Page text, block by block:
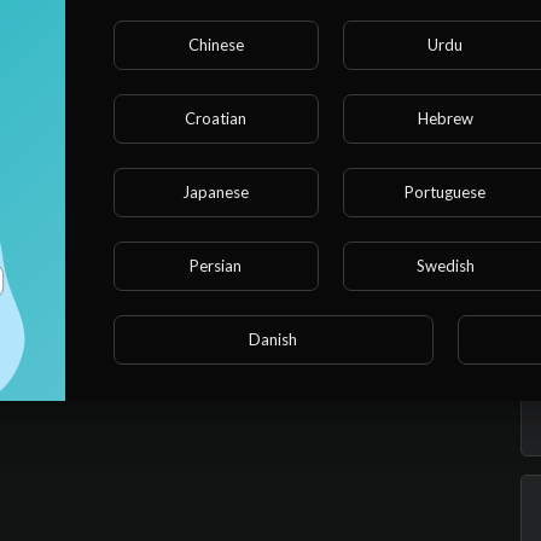
Chinese Urdu
Croatian Hebrew
Japanese Portuguese
Persian Swedish
Danish